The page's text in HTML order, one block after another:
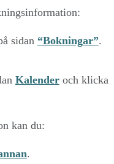
sidan “Bokningar”.
Kalenderoch klicka
kan du:
.